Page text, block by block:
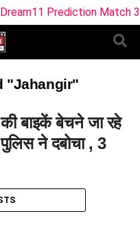
Prediction Match 30:
"Jahangir"
की बाइकें बेचने जा रहे
ने दबोचा , 3